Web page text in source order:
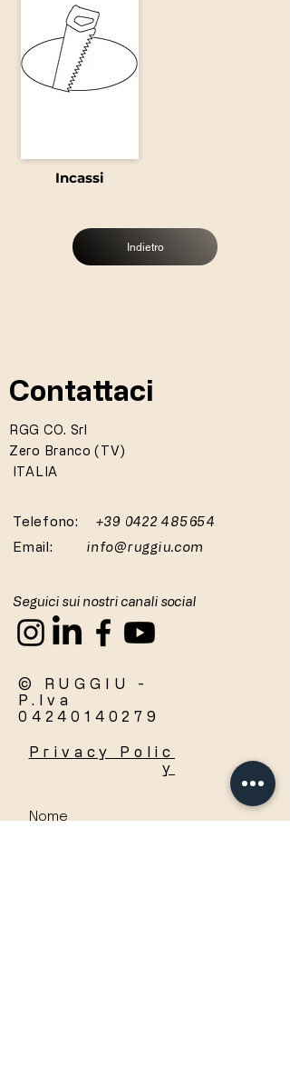
Incassi
Indietro
Contattaci
RGG CO. Srl
Zero Branco (TV)
ITALIA
Telefono:
+39 0422 485654
Email: info@ruggiu.com
Seguici sui nostri canali social
© RUGGIU -
P.Iva
04240140279
Privacy
Polic
y